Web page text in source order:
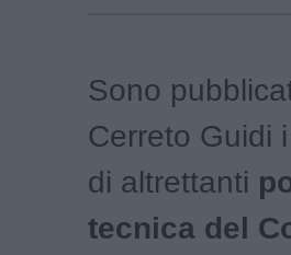
Sono
Cerreto Guidi i
di altrettanti
tecnica del